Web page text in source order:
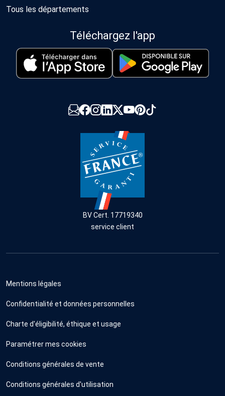
Tous les départements
Téléchargez l'app
BV Cert. 17719340
service client
Mentions légales
Confidentialité et données personnelles
Charte d'éligibilité, éthique et usage
Paramétrer mes cookies
Conditions générales de vente
Conditions générales d'utilisation